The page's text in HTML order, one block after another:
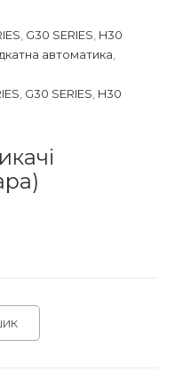
G30 SERIES H30
автоматика
G30 SERIES H30